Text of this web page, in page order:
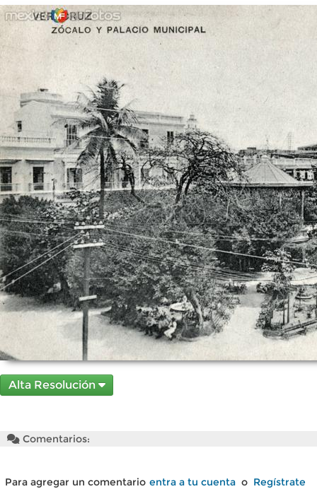
Alta Resolución
Comentarios:
Para agregar un comentario entra a tu cuenta o Regístrate